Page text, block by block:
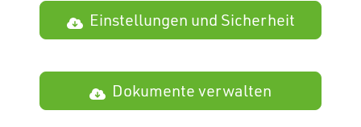
Einstellungen und Sicherheit
Dokumente verwalten